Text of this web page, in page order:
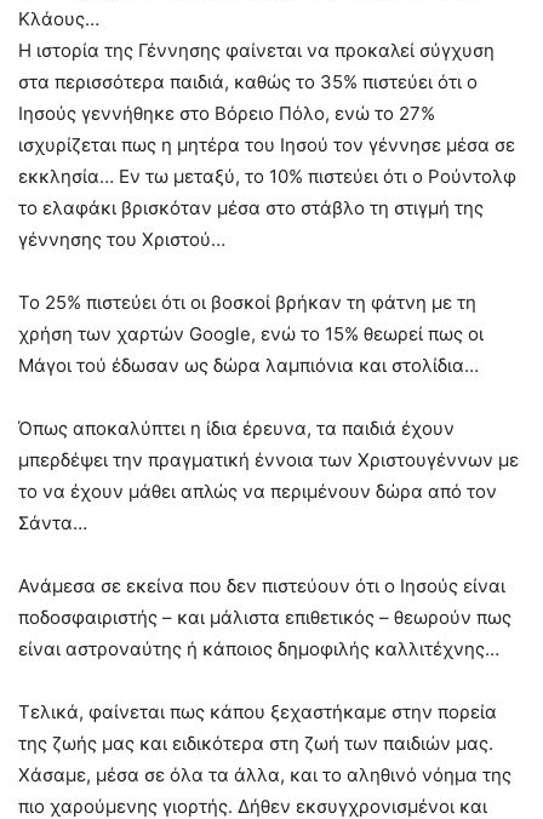
Κλάους…
Η ιστορία της Γέννησης φαίνεται να προκαλεί σύγχυση
στα περισσότερα παιδιά, καθώς το 35% πιστεύει ότι ο
Ιησούς γεννήθηκε στο Βόρειο Πόλο, ενώ το 27%
ισχυρίζεται πως η μητέρα του Ιησού τον γέννησε μέσα σε
εκκλησία… Εν τω μεταξύ, το 10% πιστεύει ότι ο Ρούντολφ
το ελαφάκι βρισκόταν μέσα στο στάβλο τη στιγμή της
γέννησης του Χριστού…
Το 25% πιστεύει ότι οι βοσκοί βρήκαν τη φάτνη με τη
χρήση των χαρτών Google, ενώ το 15% θεωρεί πως οι
Μάγοι τού έδωσαν ως δώρα λαμπιόνια και στολίδια…
Όπως αποκαλύπτει η ίδια έρευνα, τα παιδιά έχουν
μπερδέψει την πραγματική έννοια των Χριστουγέννων με
το να έχουν μάθει απλώς να περιμένουν δώρα από τον
Σάντα…
Ανάμεσα σε εκείνα που δεν πιστεύουν ότι ο Ιησούς είναι
ποδοσφαιριστής – και μάλιστα επιθετικός – θεωρούν πως
είναι αστροναύτης ή κάποιος δημοφιλής καλλιτέχνης…
Τελικά, φαίνεται πως κάπου ξεχαστήκαμε στην πορεία
της ζωής μας και ειδικότερα στη ζωή των παιδιών μας.
Χάσαμε, μέσα σε όλα τα άλλα, και το αληθινό νόημα της
πιο χαρούμενης γιορτής. Δήθεν εκσυγχρονισμένοι και